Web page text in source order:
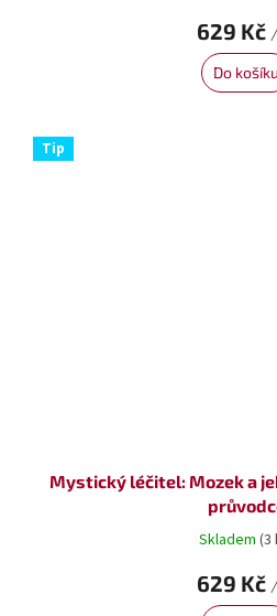
629 Kč
Do košíku
Tip
Mystický léčitel: Mozek a
Skladem (3
629 Kč